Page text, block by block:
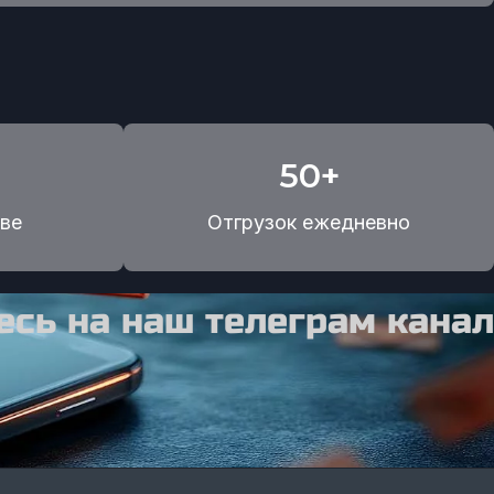
50+
Отгрузок ежедневно
на наш телеграм канал